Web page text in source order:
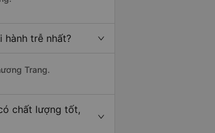
hành trễ nhất?
Trang.
chất lượng tốt,